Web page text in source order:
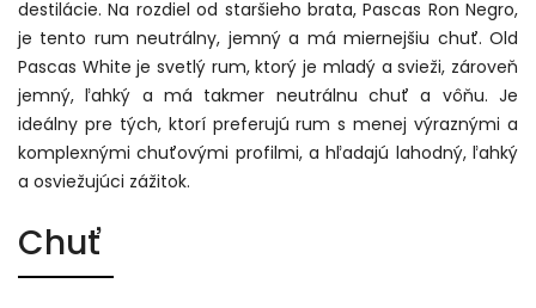
destilácie. Na rozdiel od staršieho brata, Pascas Ron Negro,
je tento rum neutrálny, jemný a má miernejšiu chuť. Old
Pascas White je svetlý rum, ktorý je mladý a svieži, zároveň
jemný, ľahký a má takmer neutrálnu chuť a vôňu. Je
ideálny pre tých, ktorí preferujú rum s menej výraznými a
komplexnými chuťovými profilmi, a hľadajú lahodný, ľahký
a osviežujúci zážitok.
Chuť